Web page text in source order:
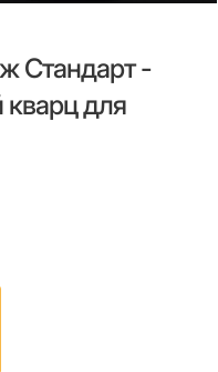
Стандарт -
для